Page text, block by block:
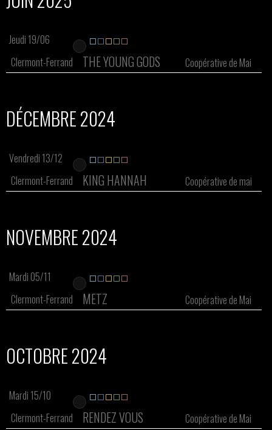
Jeudi 19/06
Clermont-Ferrand
THE YOUNG GODS Coopérative de Mai
DÉCEMBRE 2024
Vendredi 13/12
Clermont-Ferrand
KING HANNAH Coopérative de mai
NOVEMBRE 2024
Mardi 05/11
Clermont-Ferrand
METZ Coopérative de Mai
OCTOBRE 2024
Mardi 15/10
Clermont-Ferrand
RENDEZ VOUS
Coopérative de Mai